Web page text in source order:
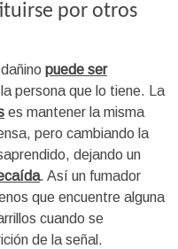
por otros
puede ser
persona que lo tiene. La
es mantener la misma
pero cambiando la
dejando un
. Así un fumador
que encuentre alguna
cuando se
de la señal.